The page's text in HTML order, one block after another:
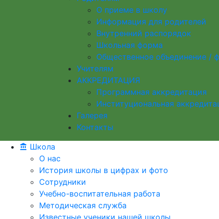
О приеме в школу
Информация для родителей
Внутренний распорядок
Школьная форма
Общественное объединение /
Учителям
АККРЕДИТАЦИЯ
Программная аккредитация
Институциональная
Галерея
Контакты
Школа
О нас
История школы в цифрах и фото
Сотрудники
Учебно-воспитательная работа
Методическая служба
Известные ученики нашей школы